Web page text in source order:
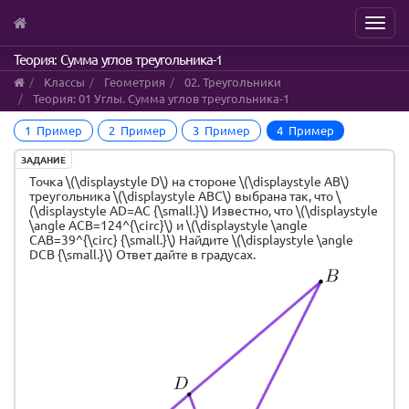
Skip
to
main
content
Menu
Теория: Сумма углов треугольника-1
Классы Геометрия
02. Треугольники
Теория: 01 Углы. Сумма углов треугольника-1
1 Пример 2 Пример 3 Пример 4 Пример
ЗАДАНИЕ
Точка \(\displaystyle D\) на стороне \(\displaystyle AB\)
треугольника \(\displaystyle ABC\) выбрана так, что \
(\displaystyle AD=AC {\small.}\) Известно, что \(\displaystyle
\angle ACB=124^{\circ}\) и \(\displaystyle \angle
CAB=39^{\circ} {\small.}\) Найдите \(\displaystyle \angle
DCB {\small.}\) Ответ дайте в градусах.